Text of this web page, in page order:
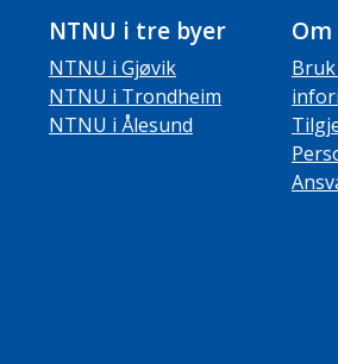
NTNU i tre byer
NTNU i Gjøvik
NTNU i Trondheim
NTNU i Ålesund